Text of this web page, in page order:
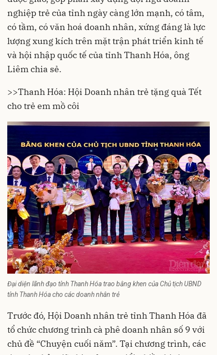
nghiệp trẻ của tỉnh ngày càng lớn mạnh, có tâm,
có tầm, có văn hoá doanh nhân, xứng đáng là lực
lượng xung kích trên mặt trận phát triển kinh tế
và hội nhập quốc tế của tỉnh Thanh Hóa, ông
Liêm chia sẻ.
>>Thanh Hóa: Hội Doanh nhân trẻ tặng quà Tết
cho trẻ em mồ côi
Đại diện lãnh đạo tỉnh Thanh Hóa trao bằng khen của Chủ tịch UBND
tỉnh Thanh Hóa cho các doanh nhân trẻ
Trước đó, Hội Doanh nhân trẻ tỉnh Thanh Hóa đã
tổ chức chương trình cà phê doanh nhân số 9 với
chủ đề “Chuyện cuối năm”. Tại chương trình, các